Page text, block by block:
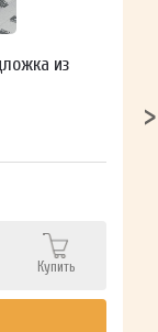
из
Купить